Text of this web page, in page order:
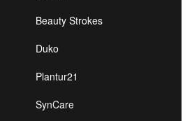
Beauty Strokes
Duko
Plantur21
SynCare